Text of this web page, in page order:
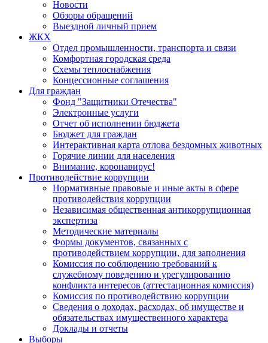
Новости
Обзоры обращений
Выездной личный прием
ЖКХ
Отдел промышленности, транспорта и связи
Комфортная городская среда
Схемы теплоснабжения
Концессионные соглашения
Для граждан
Фонд "Защитники Отечества"
Электронные услуги
Отчет об исполнении бюджета
Бюджет для граждан
Интерактивная карта отлова бездомных животных
Горячие линии для населения
Внимание, коронавирус!
Противодействие коррупции
Нормативные правовые и иные акты в сфере
противодействия коррупции
Независимая общественная антикоррупционная
экспертиза
Методические материалы
Формы документов, связанных с
противодействием коррупции, для заполнения
Комиссия по соблюдению требований к
служебному поведению и урегулированию
конфликта интересов (аттестационная комиссия)
Комиссия по противодействию коррупции
Сведения о доходах, расходах, об имуществе и
обязательствах имущественного характера
Доклады и отчеты
Выборы